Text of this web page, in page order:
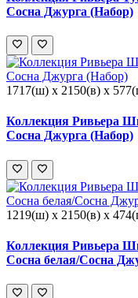
Сосна Джурга (Набор)
1717(ш) x 2150(в) x
Коллекция Ривьера
Сосна Джурга (Набор)
1219(ш) x 2150(в) x
Коллекция Ривьера
Сосна белая/Сосна